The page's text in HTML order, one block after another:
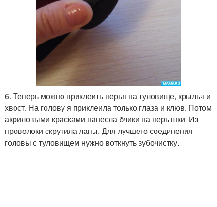
6. Теперь можно приклеить перья на туловище, крылья и
хвост. На голову я приклеила только глаза и клюв. Потом
акриловыми красками нанесла блики на перышки. Из
проволоки скрутила лапы. Для лучшего соединения
головы с туловищем нужно воткнуть зубочистку.